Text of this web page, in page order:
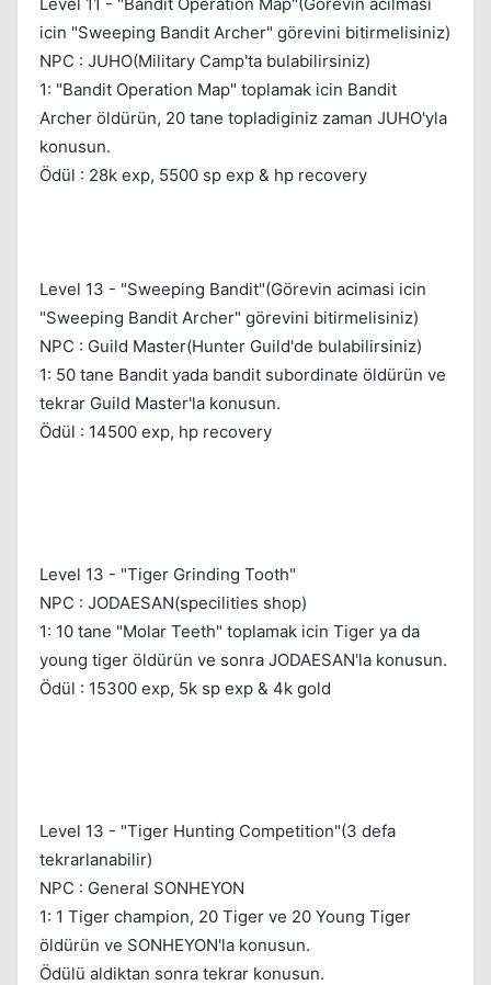
icin "Sweeping Bandit Archer" görevini bitirmelisiniz)
NPC : JUHO(Military Camp'ta bulabilirsiniz)
1: "Bandit Operation Map" toplamak icin Bandit
Archer öldürün, 20 tane topladiginiz zaman JUHO'yla
konusun.
Ödül : 28k exp, 5500 sp exp & hp recovery
Level 13 - "Sweeping Bandit"(Görevin acimasi icin
"Sweeping Bandit Archer" görevini bitirmelisiniz)
NPC : Guild Master(Hunter Guild'de bulabilirsiniz)
1: 50 tane Bandit yada bandit subordinate öldürün ve
tekrar Guild Master'la konusun.
Ödül : 14500 exp, hp recovery
Level 13 - "Tiger Grinding Tooth"
NPC : JODAESAN(specilities shop)
1: 10 tane "Molar Teeth" toplamak icin Tiger ya da
young tiger öldürün ve sonra JODAESAN'la konusun.
Ödül : 15300 exp, 5k sp exp & 4k gold
Level 13 - "Tiger Hunting Competition"(3 defa
tekrarlanabilir)
NPC : General SONHEYON
1: 1 Tiger champion, 20 Tiger ve 20 Young Tiger
öldürün ve SONHEYON'la konusun.
Ödülü aldiktan sonra tekrar konusun.